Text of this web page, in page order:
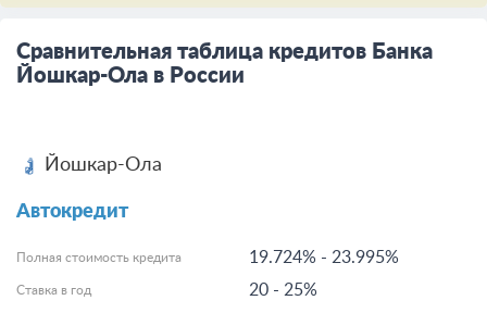
Сравнительная таблица кредитов Банка
Йошкар-Ола в России
Йошкар-Ола
Автокредит
19.724% - 23.995%
Полная стоимость кредита
20 - 25%
Ставка в год